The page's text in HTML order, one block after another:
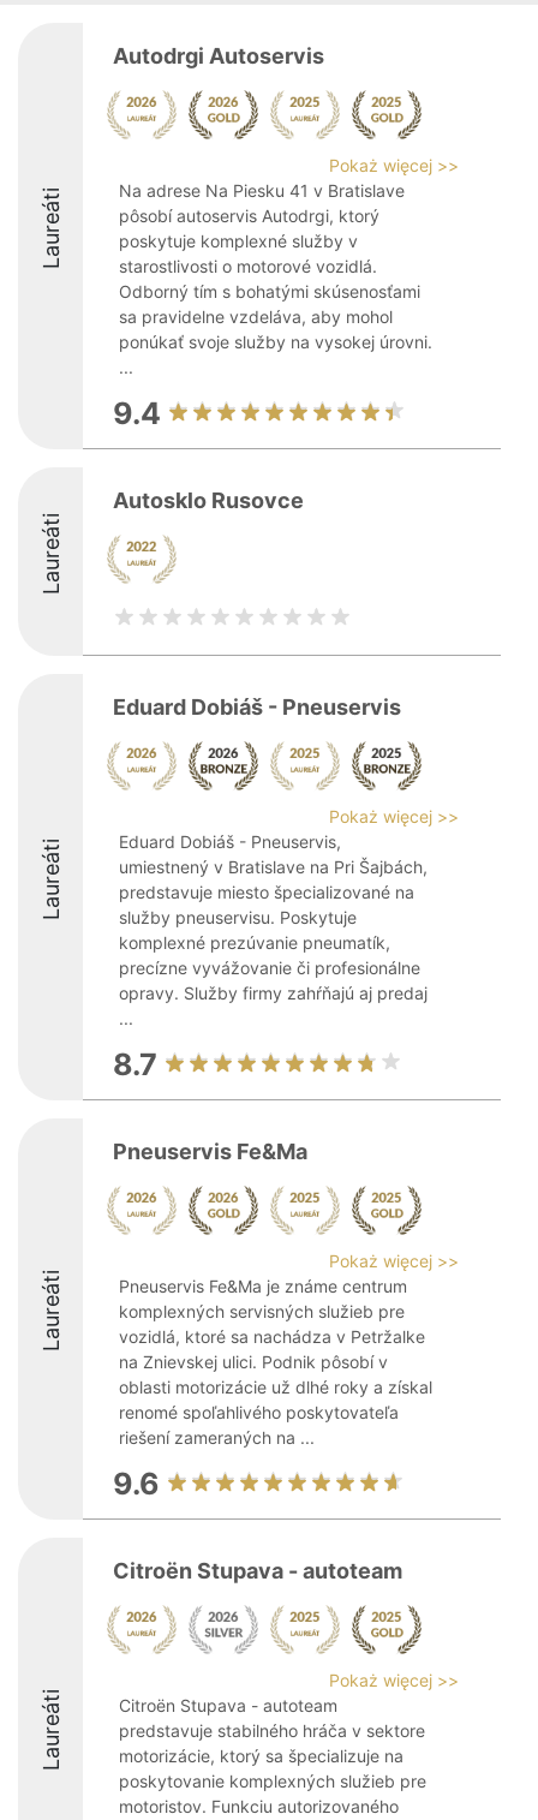
Laureáti
Autodrgi Autoservis
Pokaż więcej >>
Na adrese Na Piesku 41 v Bratislave
pôsobí autoservis Autodrgi, ktorý
poskytuje komplexné služby v
starostlivosti o motorové vozidlá.
Odborný tím s bohatými skúsenosťami
sa pravidelne vzdeláva, aby mohol
ponúkať svoje služby na vysokej úrovni.
...
9.4
Laureáti
Autosklo Rusovce
Laureáti
Eduard Dobiáš - Pneuservis
Pokaż więcej >>
Eduard Dobiáš - Pneuservis,
umiestnený v Bratislave na Pri Šajbách,
predstavuje miesto špecializované na
služby pneuservisu. Poskytuje
komplexné prezúvanie pneumatík,
precízne vyvážovanie či profesionálne
opravy. Služby firmy zahŕňajú aj predaj
...
8.7
Laureáti
Pneuservis Fe&Ma
Pokaż więcej >>
Pneuservis Fe&Ma je známe centrum
komplexných servisných služieb pre
vozidlá, ktoré sa nachádza v Petržalke
na Znievskej ulici. Podnik pôsobí v
oblasti motorizácie už dlhé roky a získal
renomé spoľahlivého poskytovateľa
riešení zameraných na ...
9.6
Laureáti
Citroën Stupava - autoteam
Pokaż więcej >>
Citroën Stupava - autoteam
predstavuje stabilného hráča v sektore
motorizácie, ktorý sa špecializuje na
poskytovanie komplexných služieb pre
motoristov. Funkciu autorizovaného